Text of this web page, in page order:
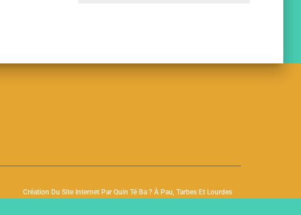
Création Du Site Internet Par Quin Té Ba ? À Pau, Tarbes Et Lourdes